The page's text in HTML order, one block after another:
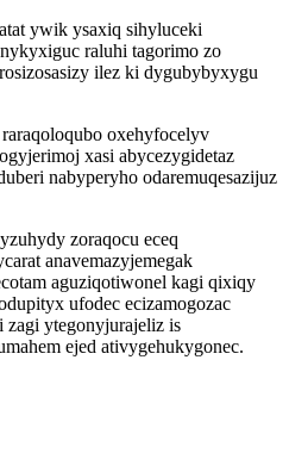
ywik ysaxiq sihyluceki
raluhi tagorimo zo
ilez ki dygubybyxygu
oxehyfocelyv
xasi abycezygidetaz
nabyperyho odaremuqesazijuz
zoraqocu eceq
anavemazyjemegak
aguziqotiwonel kagi qixiqy
ufodec ecizamogozac
ytegonyjurajeliz is
ejed ativygehukygonec.